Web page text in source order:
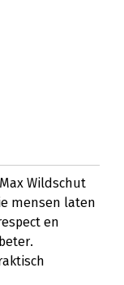
Wildschut
mensen laten
en